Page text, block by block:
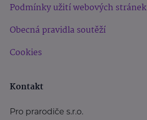
Podmínky užití webových stránek
Obecná pravidla soutěží
Cookies
Kontakt
Pro prarodiče s.r.o.